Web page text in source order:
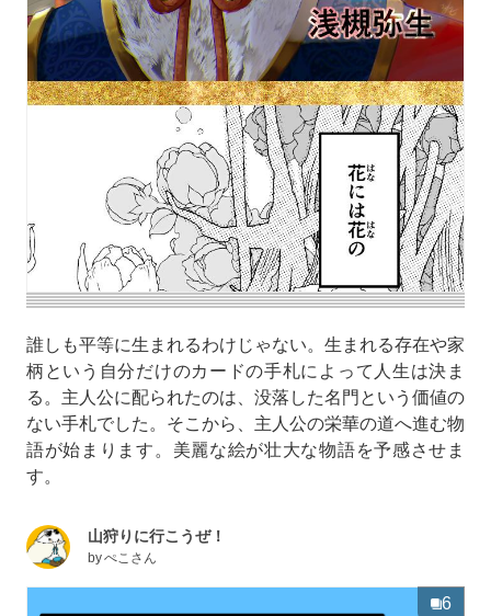
誰しも平等に生まれるわけじゃない。生まれる存在や家
柄という自分だけのカードの手札によって人生は決ま
る。主人公に配られたのは、没落した名門という価値の
ない手札でした。そこから、主人公の栄華の道へ進む物
語が始まります。美麗な絵が壮大な物語を予感させま
す。
山狩りに行こうぜ！
byぺこさん
6